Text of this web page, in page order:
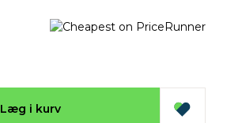
Læg i kurv